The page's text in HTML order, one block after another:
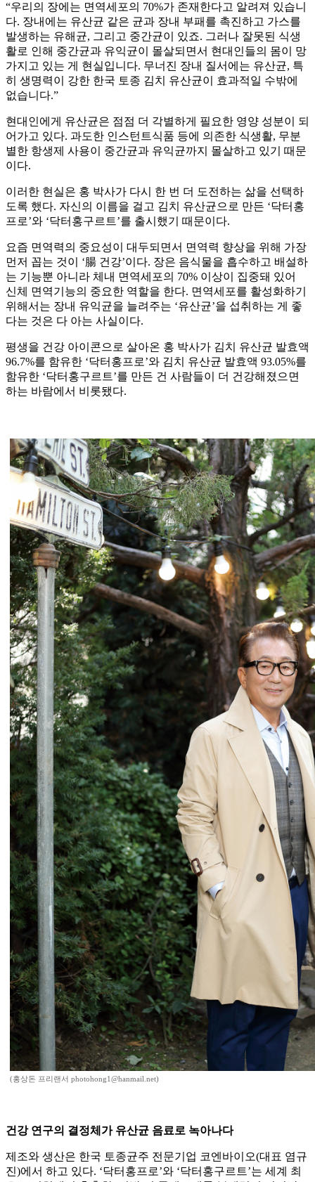
“우리의 장에는 면역세포의 70%가 존재한다고 알려져 있습니
다. 장내에는 유산균 같은 균과 장내 부패를 촉진하고 가스를
발생하는 유해균, 그리고 중간균이 있죠. 그러나 잘못된 식생
활로 인해 중간균과 유익균이 몰살되면서 현대인들의 몸이 망
가지고 있는 게 현실입니다. 무너진 장내 질서에는 유산균, 특
히 생명력이 강한 한국 토종 김치 유산균이 효과적일 수밖에
없습니다.”
현대인에게 유산균은 점점 더 각별하게 필요한 영양 성분이 되
어가고 있다. 과도한 인스턴트식품 등에 의존한 식생활, 무분
별한 항생제 사용이 중간균과 유익균까지 몰살하고 있기 때문
이다.
이러한 현실은 홍 박사가 다시 한 번 더 도전하는 삶을 선택하
도록 했다. 자신의 이름을 걸고 김치 유산균으로 만든 ‘닥터홍
프로’와 ‘닥터홍구르트’를 출시했기 때문이다.
요즘 면역력의 중요성이 대두되면서 면역력 향상을 위해 가장
먼저 꼽는 것이 ‘腸 건강’이다. 장은 음식물을 흡수하고 배설하
는 기능뿐 아니라 체내 면역세포의 70% 이상이 집중돼 있어
신체 면역기능의 중요한 역할을 한다. 면역세포를 활성화하기
위해서는 장내 유익균을 늘려주는 ‘유산균’을 섭취하는 게 좋
다는 것은 다 아는 사실이다.
평생을 건강 아이콘으로 살아온 홍 박사가 김치 유산균 발효액
96.7%를 함유한 ‘닥터홍프로’와 김치 유산균 발효액 93.05%를
함유한 ‘닥터홍구르트’를 만든 건 사람들이 더 건강해졌으면
하는 바람에서 비롯됐다.
(홍상돈 프리랜서 photohong1@hanmail.net)
건강 연구의 결정체가 유산균 음료로 녹아나다
제조와 생산은 한국 토종균주 전문기업 코엔바이오(대표 염규
진)에서 하고 있다. ‘닥터홍프로’와 ‘닥터홍구르트’는 세계 최